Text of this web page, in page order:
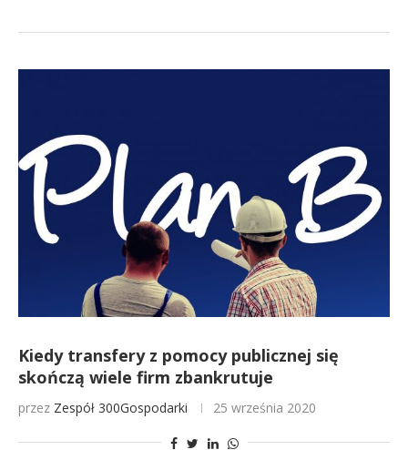
Kiedy transfery z pomocy publicznej się
skończą wiele firm zbankrutuje
przez Zespół 300Gospodarki 25 września 2020